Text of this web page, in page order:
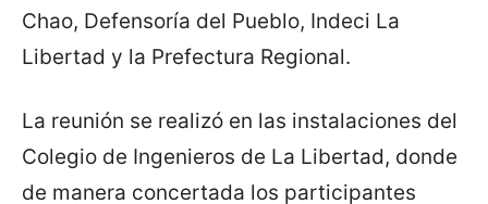
Chao, Defensoría del Pueblo, Indeci La
Libertad y la Prefectura Regional.
La reunión se realizó en las instalaciones del
Colegio de Ingenieros de La Libertad, donde
de manera concertada los participantes